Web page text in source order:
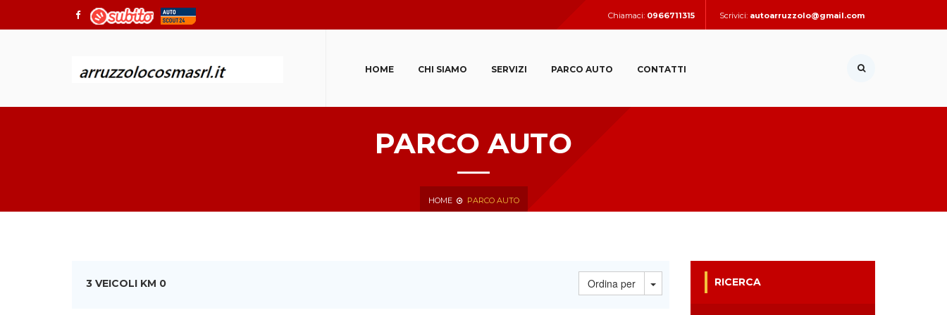
Chiamaci: 0966711315 Scrivici: autoarruzzolo@gmail.com
HOME CHI SIAMO SERVIZI PARCO AUTO CONTATTI
PARCO AUTO
HOME PARCO AUTO
3 VEICOLI KM 0 Ordina per Toggle DropdownRICERCA